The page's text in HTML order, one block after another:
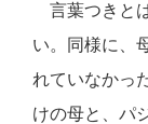
言葉つきと
い。同様に、
れていなかっ
けの母と、パ